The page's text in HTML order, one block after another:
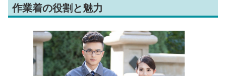
作業着の役割と魅力